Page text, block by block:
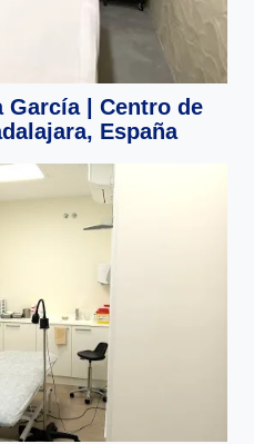
García | Centro de
España